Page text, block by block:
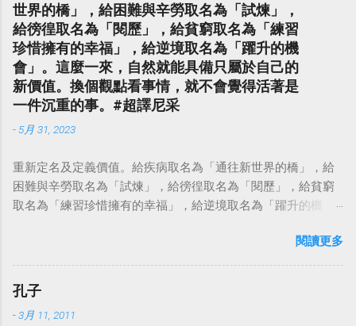
世界的橋」，給困難與辛勞取名為「試煉」，
給徬徨取名為「閱歷」，給貧窮取名為「練習
珍惜擁有的幸福」，給逆境取名為「躍升的機
會」。這麼一來，自然就能具備只屬於自己的
新價值。換個觀點看事情，就不會覺得活著是
一件沉重的事。#超譯尼采
- 5月 31, 2023
重新定名及定義價值。給疾病取名為「通往新世界的橋」，給
困難與辛勞取名為「試煉」，給徬徨取名為「閱歷」，給貧窮
取名為「練習珍惜擁有的幸福」，給逆境取名為「躍升的機
點看事情，就不會覺得活著是一件沉重的事。#超譯尼采 — 中
華名言 - Chinese Quotes (@chinese_quotes) May 23, 2023
閱讀更多
孔子
-3月 11, 2011